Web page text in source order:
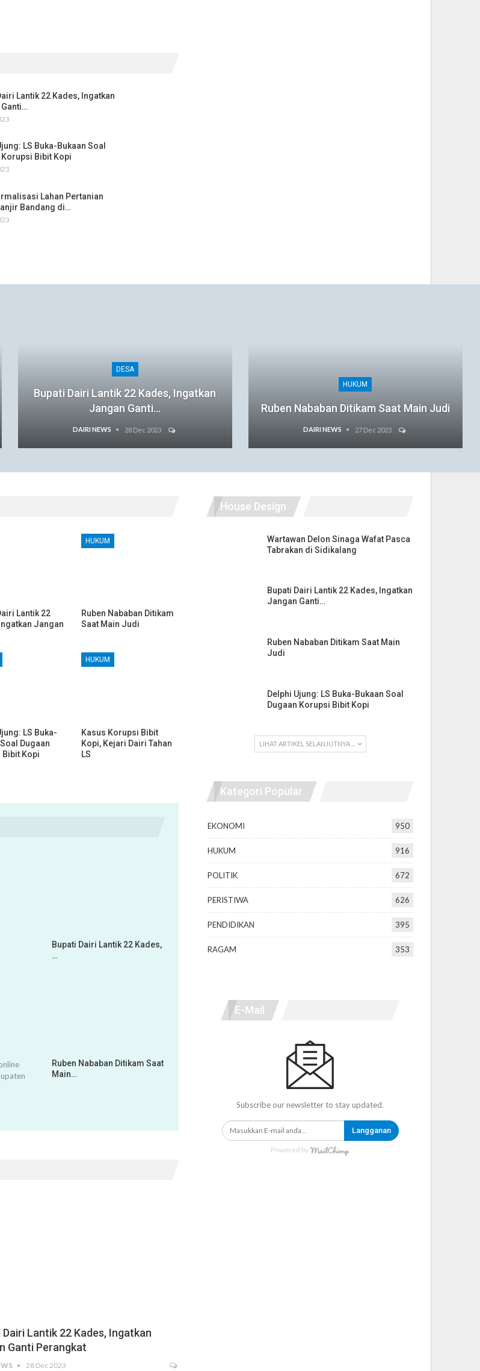
Lantik 22 Kades, Ingatkan
LS Buka-Bukaan Soal
Korupsi Bibit Kopi
Lahan Pertanian
Bandang di…
DESA
Bupati Dairi Lantik 22 Kades, Ingatkan
Jangan Ganti…
DAIRI NEWS 28 Dec 2023
HUKUM
Ruben Nababan Ditikam Saat Main Judi
DAIRI NEWS 27 Dec 2023
Lantik 22
Jangan
HUKUM
Ruben Nababan Ditikam
Saat Main Judi
LS Buka-
Dugaan
Kopi
HUKUM
Kasus Korupsi Bibit
Kopi, Kejari Dairi Tahan
LS
Bupati Dairi Lantik 22 Kades,
…
Ruben Nababan Ditikam Saat
Main…
Dairi Lantik 22 Kades, Ingatkan
Ganti Perangkat
28 Dec 2023
House Design
Wartawan Delon Sinaga Wafat Pasca
Tabrakan di Sidikalang
Bupati Dairi Lantik 22 Kades, Ingatkan
Jangan Ganti…
Ruben Nababan Ditikam Saat Main
Judi
Delphi Ujung: LS Buka-Bukaan Soal
Dugaan Korupsi Bibit Kopi
LIHAT ARTIKEL SELANJUTNYA ...
Kategori Popular
EKONOMI 950
HUKUM 916
POLITIK 672
PERISTIWA 626
PENDIDIKAN 395
RAGAM 353
E-Mail
Subscribe our newsletter to stay updated.
Langganan
Powered by